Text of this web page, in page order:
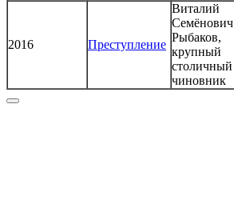
2016 Преступление
Виталий
Семёнович
Рыбаков,
крупный
столичный
чиновник